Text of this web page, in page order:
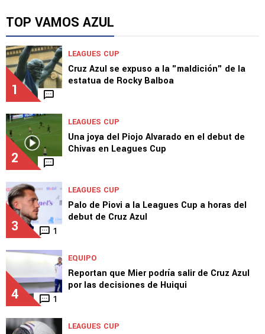
TOP VAMOS AZUL
1
LEAGUES CUP
Cruz Azul se expuso a la "maldición" de la
estatua de Rocky Balboa
2
LEAGUES CUP
Una joya del Piojo Alvarado en el debut de
Chivas en Leagues Cup
3 1
LEAGUES CUP
Palo de Piovi a la Leagues Cup a horas del
debut de Cruz Azul
4 1
EQUIPO
Reportan que Mier podría salir de Cruz Azul
por las decisiones de Huiqui
LEAGUES CUP